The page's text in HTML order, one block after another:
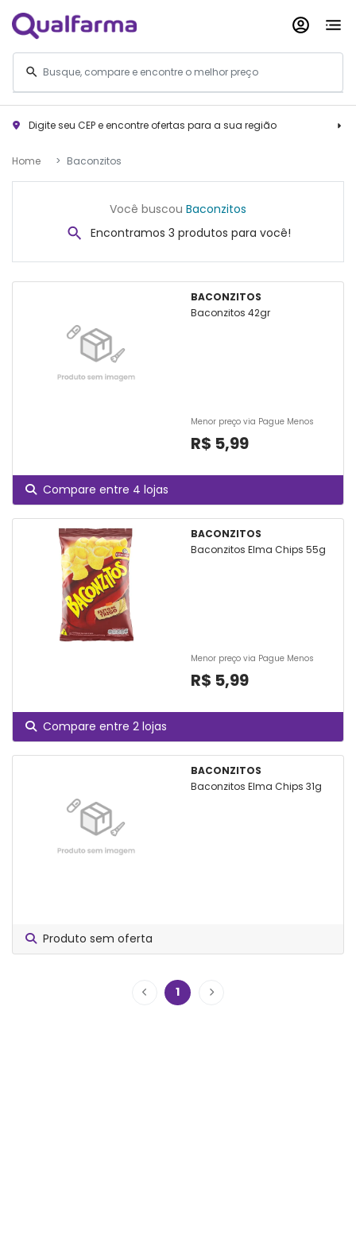
Digite seu CEP e encontre ofertas para a sua região
Home Baconzitos
Você buscou Baconzitos
Encontramos 3 produtos para você!
BACONZITOS
Baconzitos 42gr
Menor preço via Pague Menos
R$ 5,99
Compare entre 4 lojas
BACONZITOS
Baconzitos Elma Chips 55g
Menor preço via Pague Menos
R$ 5,99
Compare entre 2 lojas
BACONZITOS
Baconzitos Elma Chips 31g
Produto sem oferta
1